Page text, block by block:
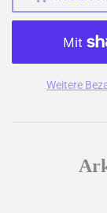
Weitere